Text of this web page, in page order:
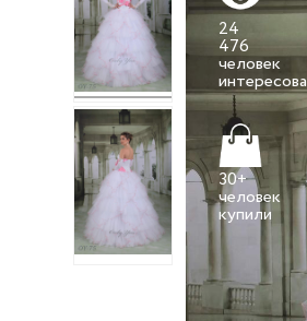
24
476
человек
30+
человек